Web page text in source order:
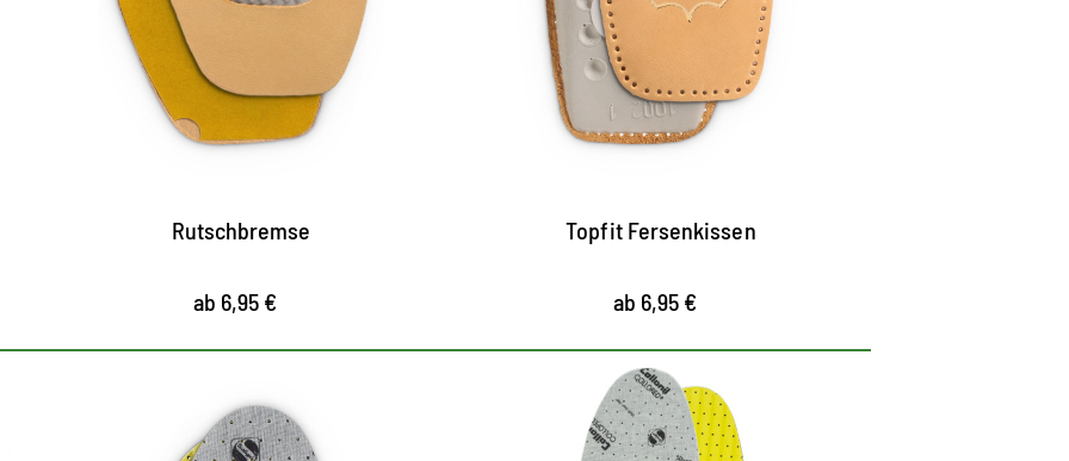
Rutschbremse
ab 6,95 €
gegerbtem Leder polstert sanft und kann
Fersenschmerzen vorbeugen und lindern
enthält Latex-Schaum für einen
dämpfenden Effekt
Topfit Fersenkissen
ab 6,95 €